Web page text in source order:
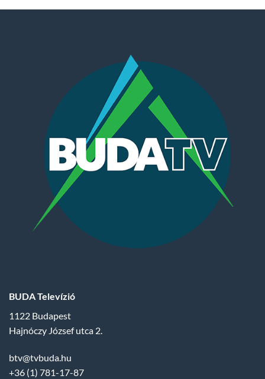
BUDA Televízió
1122 Budapest
Hajnóczy József utca 2.
btv@tvbuda.hu
+36 (1) 781-17-87